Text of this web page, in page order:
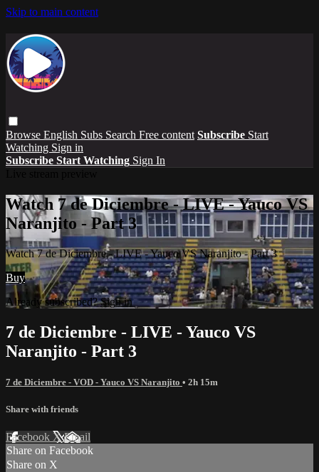
Skip to main content
Browse English Subs Search Free content Subscribe Start
Watching Sign in
Subscribe Start Watching Sign In
Watch 7 de Diciembre - LIVE - Yauco VS
Naranjito - Part 3
Watch 7 de Diciembre - LIVE - Yauco VS Naranjito - Part 3
Buy
Already subscribed?Sign in
7 de Diciembre - LIVE - Yauco VS
Naranjito - Part 3
7 de Diciembre - VOD - Yauco VS Naranjito • 2h 15m
Share with friends
Facebook XEmail
Share on Facebook
Share on X